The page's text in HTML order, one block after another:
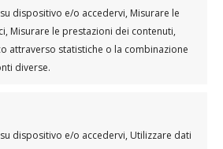
dispositivo e/o accedervi, Misurare le
Misurare le prestazioni dei contenuti,
attraverso statistiche o la combinazione
diverse.
dispositivo e/o accedervi, Utilizzare dati
del braccio e della spalla.
problemi come la
malattie infiammatorie
con